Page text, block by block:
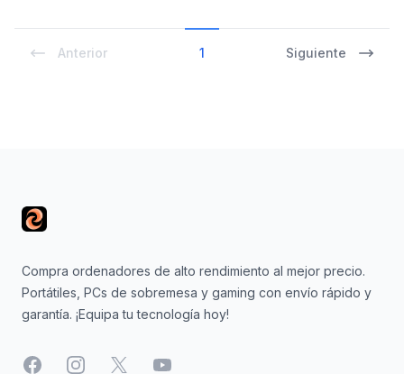
Anterior 1 Siguiente
Compra ordenadores de alto rendimiento al mejor precio.
Portátiles, PCs de sobremesa y gaming con envío rápido y
garantía. ¡Equipa tu tecnología hoy!
FacebookInstagram
X YouTube